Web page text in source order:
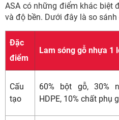
ASA có những điểm khác biệt
và độ bền. Dưới đây là so sánh
Đặc
điểm
Lam sóng gỗ nhựa 1
Cấu
tạo
60% bột gỗ, 30%
HDPE, 10% chất phụ